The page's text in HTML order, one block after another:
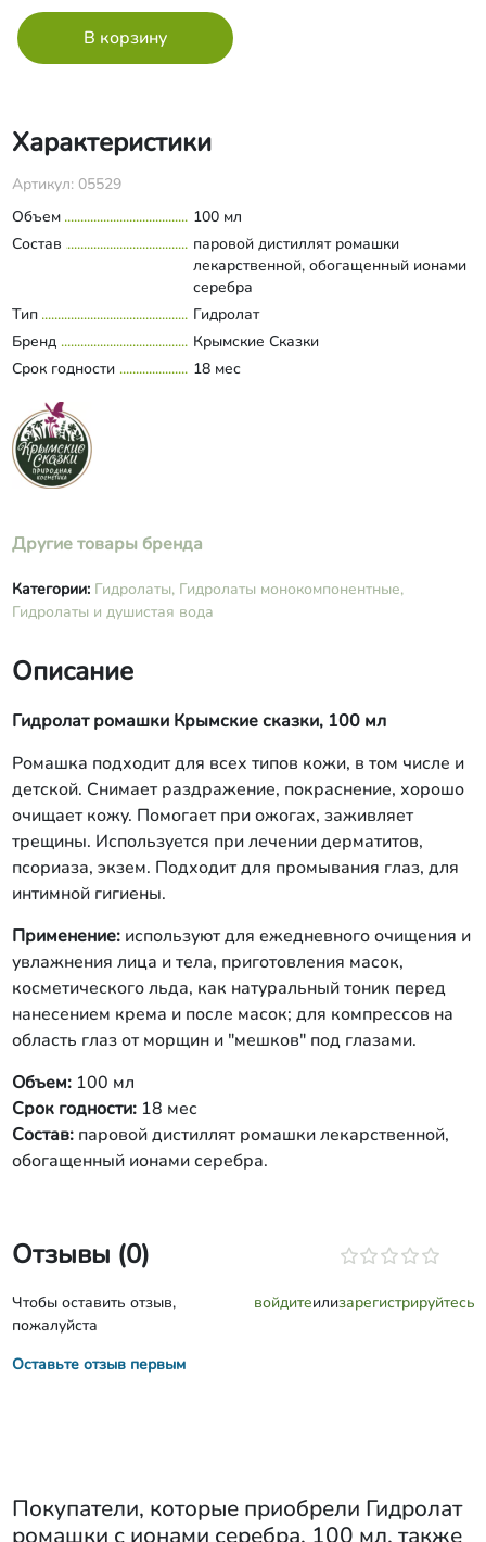
Характеристики
Артикул: 05529
Объем
100 мл
Состав
паровой дистиллят ромашки
лекарственной, обогащенный ионами
серебра
Тип
Гидролат
Бренд
Крымские Сказки
Срок годности
18 мес
Другие товары бренда
Категории: Гидролаты, Гидролаты монокомпонентные,
Гидролаты и душистая вода
Описание
Гидролат ромашки Крымские сказки, 100 мл
Ромашка подходит для всех типов кожи, в том числе и
детской. Снимает раздражение, покраснение, хорошо
очищает кожу. Помогает при ожогах, заживляет
трещины. Используется при лечении дерматитов,
псориаза, экзем. Подходит для промывания глаз, для
интимной гигиены.
Применение: используют для ежедневного очищения и
увлажнения лица и тела, приготовления масок,
косметического льда, как натуральный тоник перед
нанесением крема и после масок; для компрессов на
область глаз от морщин и "мешков" под глазами.
Объем: 100 мл
Срок годности:18 мес
Состав: паровой дистиллят ромашки лекарственной,
обогащенный ионами серебра.
Отзывы (0)
Чтобы оставить отзыв,
пожалуйста
войдитеилизарегистрируйтесь
Оставьте отзыв первым
Покупатели, которые приобрели Гидролат
ромашки с ионами серебра, 100 мл, также